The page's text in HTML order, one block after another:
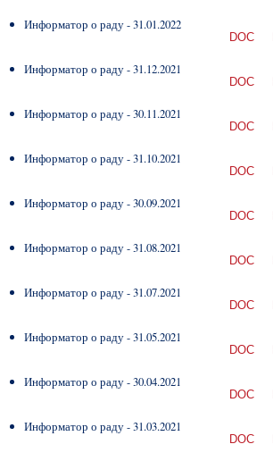
Информатор о раду - 31.01.2022
DOC
Информатор о раду - 31.12.2021
DOC
Информатор о раду - 30.11.2021
DOC
Информатор о раду - 31.10.2021
DOC
Информатор о раду - 30.09.2021
DOC
Информатор о раду - 31.08.2021
DOC
Информатор о раду - 31.07.2021
DOC
Информатор о раду - 31.05.2021
DOC
Информатор о раду - 30.04.2021
DOC
Информатор о раду - 31.03.2021
DOC